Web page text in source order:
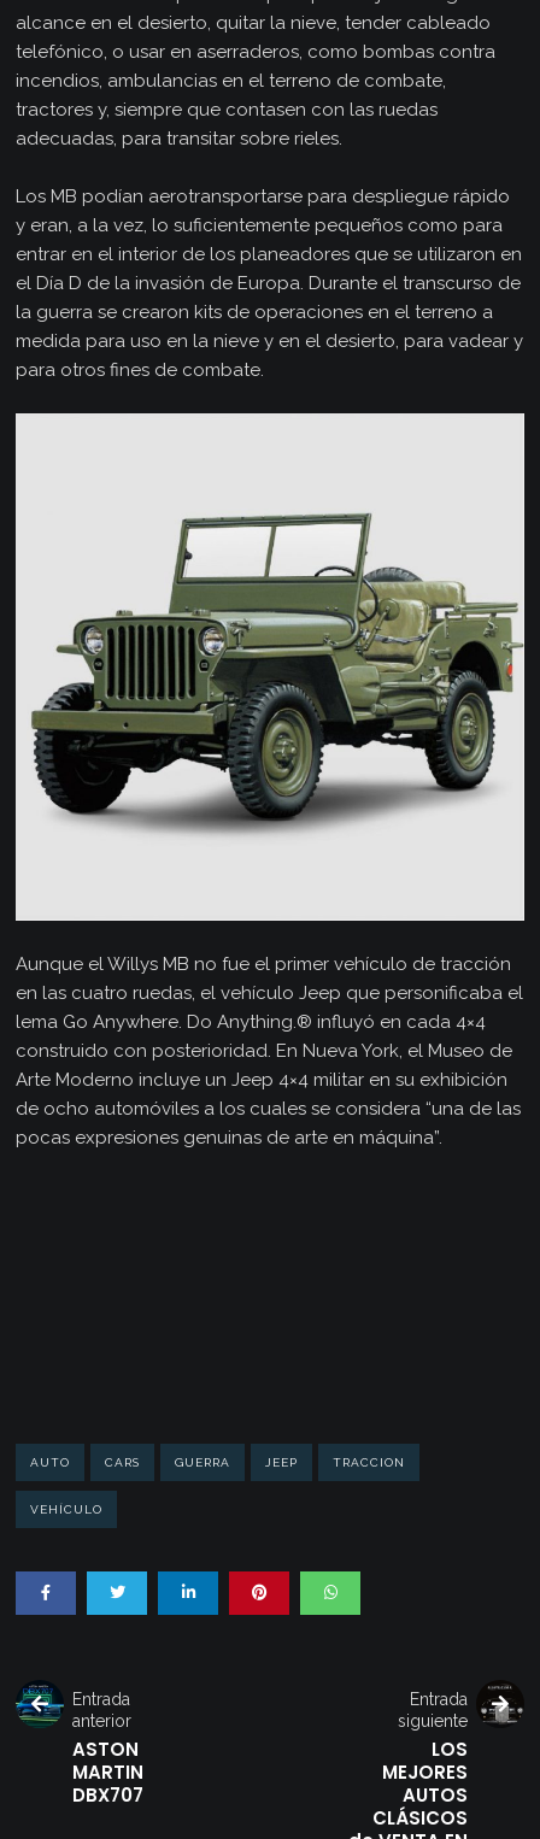
alcance en el desierto, quitar la nieve, tender cableado
telefónico, o usar en aserraderos, como bombas contra
incendios, ambulancias en el terreno de combate,
tractores y, siempre que contasen con las ruedas
adecuadas, para transitar sobre rieles.
Los MB podían aerotransportarse para despliegue rápido
y eran, a la vez, lo suficientemente pequeños como para
entrar en el interior de los planeadores que se utilizaron en
el Día D de la invasión de Europa. Durante el transcurso de
la guerra se crearon kits de operaciones en el terreno a
medida para uso en la nieve y en el desierto, para vadear y
para otros fines de combate.
Aunque el Willys MB no fue el primer vehículo de tracción
en las cuatro ruedas, el vehículo Jeep que personificaba el
lema Go Anywhere. Do Anything.® influyó en cada 4×4
construido con posterioridad. En Nueva York, el Museo de
Arte Moderno incluye un Jeep 4×4 militar en su exhibición
de ocho automóviles a los cuales se considera “una de las
pocas expresiones genuinas de arte en máquina”.
AUTO CARS GUERRA JEEP TRACCION
VEHÍCULO
Entrada
anterior
ASTON
MARTIN
DBX707
Entrada
siguiente
LOS
MEJORES
AUTOS
CLÁSICOS